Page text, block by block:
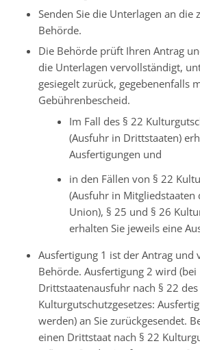
Senden Sie die Unterlagen an die
Behörde.
Die Behörde prüft Ihren Antrag
die Unterlagen vervollständigt,
gesiegelt zurück, gegebenenfalls
Gebührenbescheid.
Im Fall des § 22
(Ausfuhr in Drittstaaten)
Ausfertigungen und
in den Fällen von § 22
(Ausfuhr in Mitgliedstaaten
Union), § 25 und § 26
erhalten Sie jeweils eine
Ausfertigung 1 ist der Antrag und
Behörde. Ausfertigung 2 wird (bei
Drittstaatenausfuhr nach § 22 des
Kulturgutschutzgesetzes:
werden) an Sie zurückgesendet.
einen Drittstaat nach § 22